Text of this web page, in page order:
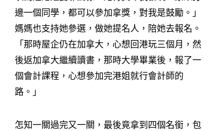
邊一個同學，都可以參加拿獎，對我是鼓勵。」
媽媽也支持她參選，做她提名人，陪她去報名。
「那時屋企仍在加拿大，心想回港玩三個月，然
後返加拿大繼續讀書，那時大學畢業後，報了一
個會計課程，心想參加完港姐就行會計師的
路。」
怎知一關過完又一關，最後竟拿到四個名銜，包